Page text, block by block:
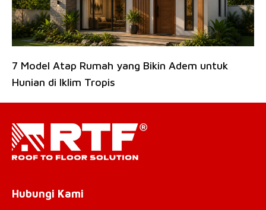
7 Model Atap Rumah yang Bikin Adem untuk
Hunian di Iklim Tropis
Hubungi Kami